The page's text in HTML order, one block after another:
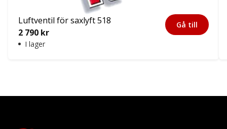
Luftventil för saxlyft 518
2 790 kr
I lager
Gå till